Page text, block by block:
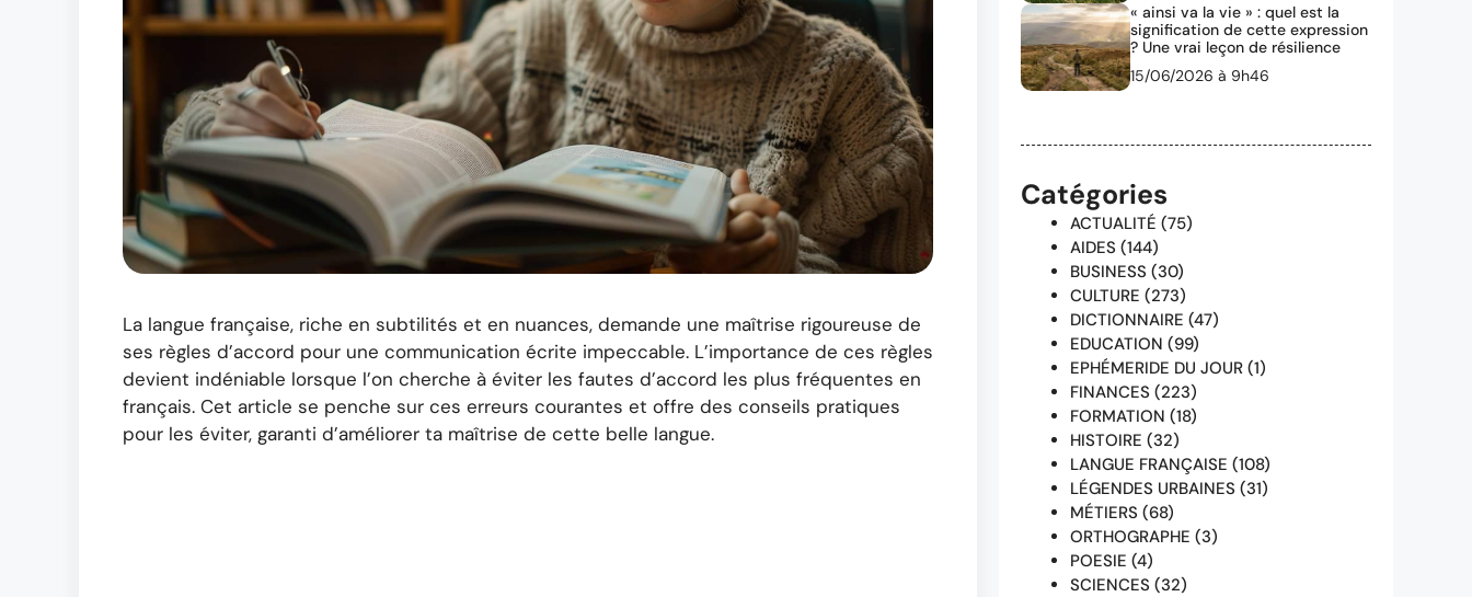
La langue française, riche en subtilités et en nuances, demande une maîtrise rigoureuse de
ses règles d’accord pour une communication écrite impeccable. L’importance de ces règles
devient indéniable lorsque l’on cherche à éviter les fautes d’accord les plus fréquentes en
français. Cet article se penche sur ces erreurs courantes et offre des conseils pratiques
pour les éviter, garanti d’améliorer ta maîtrise de cette belle langue.
« ainsi va la vie » : quel est la
signification de cette expression
? Une vrai leçon de résilience
15/06/2026 à 9h46
Catégories
ACTUALITÉ (75)
AIDES (144)
BUSINESS (30)
CULTURE (273)
DICTIONNAIRE (47)
EDUCATION (99)
EPHÉMERIDE DU JOUR (1)
FINANCES (223)
FORMATION (18)
HISTOIRE (32)
LANGUE FRANÇAISE (108)
LÉGENDES URBAINES (31)
MÉTIERS (68)
ORTHOGRAPHE (3)
POESIE (4)
SCIENCES (32)